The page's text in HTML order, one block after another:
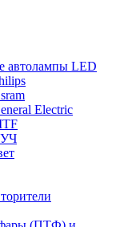
автолампы LED
Electric